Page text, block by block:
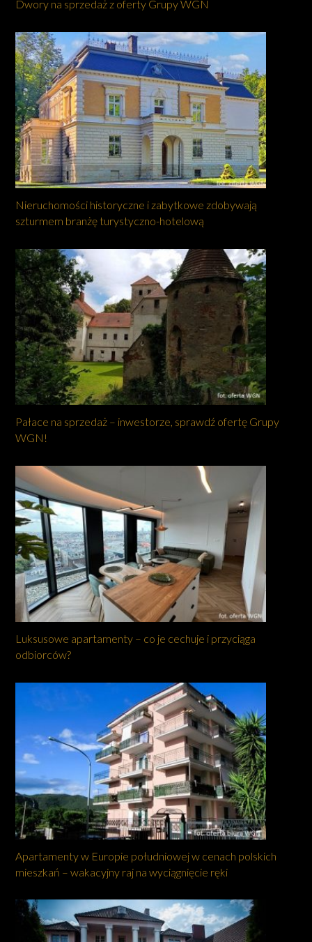
Dwory na sprzedaż z oferty Grupy WGN
Nieruchomości historyczne i zabytkowe zdobywają
szturmem branżę turystyczno-hotelową
Pałace na sprzedaż – inwestorze, sprawdź ofertę Grupy
WGN!
Luksusowe apartamenty – co je cechuje i przyciąga
odbiorców?
Apartamenty w Europie południowej w cenach polskich
mieszkań – wakacyjny raj na wyciągnięcie ręki